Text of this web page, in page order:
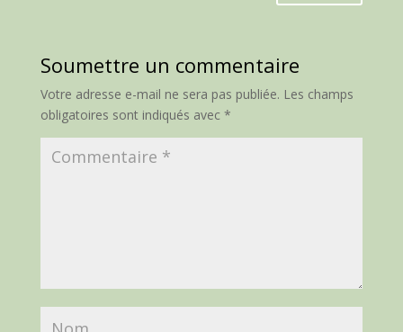
Soumettre un commentaire
Votre adresse e-mail ne sera pas publiée. Les champs
obligatoires sont indiqués avec *